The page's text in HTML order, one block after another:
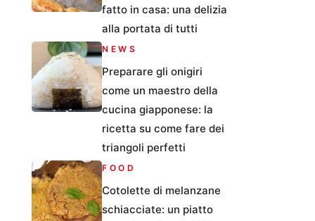
fatto in casa: una delizia
alla portata di tutti
NEWS
Preparare gli onigiri
come un maestro della
cucina giapponese: la
ricetta su come fare dei
triangoli perfetti
FOOD
Cotolette di melanzane
schiacciate: un piatto